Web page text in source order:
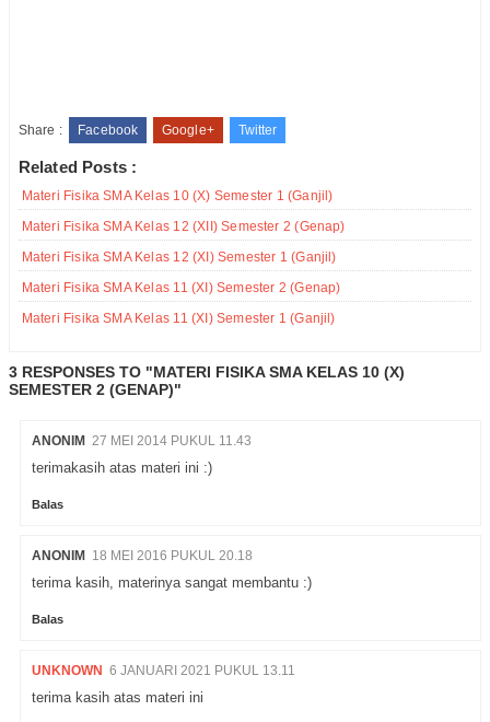
Share : Facebook Google+ Twitter
Related Posts :
Materi Fisika SMA Kelas 10 (X) Semester 1 (Ganjil)
Materi Fisika SMA Kelas 12 (XII) Semester 2 (Genap)
Materi Fisika SMA Kelas 12 (XI) Semester 1 (Ganjil)
Materi Fisika SMA Kelas 11 (XI) Semester 2 (Genap)
Materi Fisika SMA Kelas 11 (XI) Semester 1 (Ganjil)
3 RESPONSES TO "MATERI FISIKA SMA KELAS 10 (X)
SEMESTER 2 (GENAP)"
ANONIM 27 MEI 2014 PUKUL 11.43
terimakasih atas materi ini :)
Balas
ANONIM 18 MEI 2016 PUKUL 20.18
terima kasih, materinya sangat membantu :)
Balas
UNKNOWN 6 JANUARI 2021 PUKUL 13.11
terima kasih atas materi ini